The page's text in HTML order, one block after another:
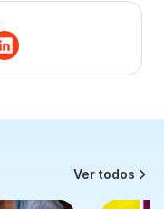
Ver todos